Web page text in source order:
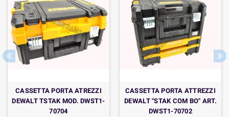
CASSETTA PORTA ATREZZI
DEWALT TSTAK MOD. DWST1-
70704
CASSETTA PORTA ATTREZZI
DEWALT "STAK COM BO" ART.
DWST1-70702